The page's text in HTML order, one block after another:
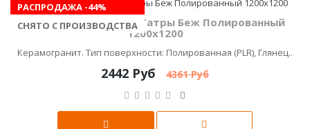
РАСПРОДАЖА -44%
СНЯТО С ПРОИЗВОДСТВА
Керамика Будущего Татры Беж Полированный
1200х1200
Керамогранит. Тип поверхности: Полированная (PLR), Глянец..
2442 Руб 4361 Руб